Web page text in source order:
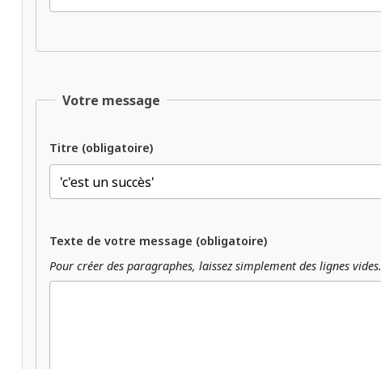
Votre message
Titre (obligatoire)
Texte de votre message (obligatoire)
Pour créer des paragraphes, laissez simplement des lignes vides.